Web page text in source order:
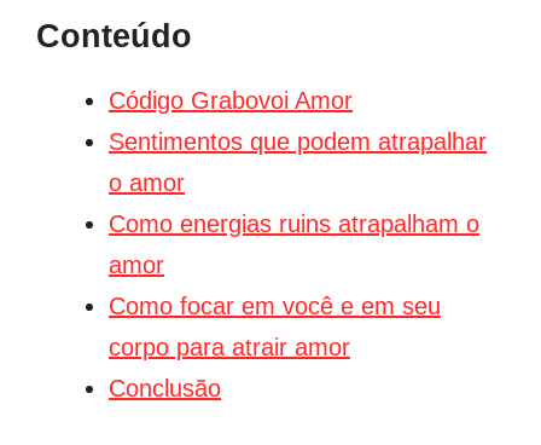
Conteúdo
Código Grabovoi Amor
Sentimentos que podem atrapalhar
o amor
Como energias ruins atrapalham o
amor
Como focar em você e em seu
corpo para atrair amor
Conclusão